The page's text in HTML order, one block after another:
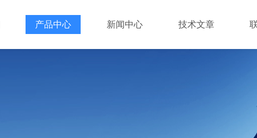
产品中心 新闻中心 技术文章